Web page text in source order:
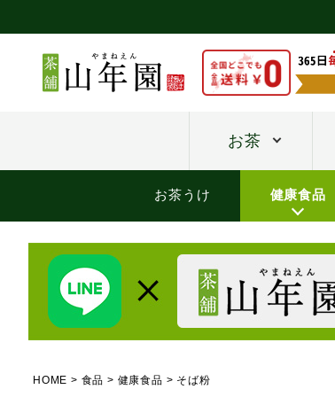
お茶
お茶うけ 健康食品
HOME 食品 健康食品 そば粉